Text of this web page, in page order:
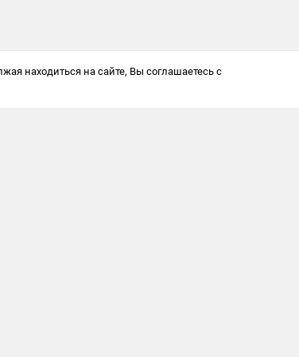
находиться на сайте, Вы соглашаетесь с